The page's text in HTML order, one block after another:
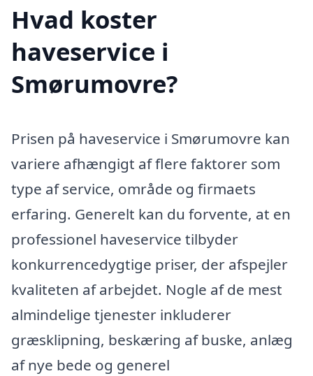
Hvad koster
haveservice i
Smørumovre?
Prisen på haveservice i Smørumovre kan
variere afhængigt af flere faktorer som
type af service, område og firmaets
erfaring. Generelt kan du forvente, at en
professionel haveservice tilbyder
konkurrencedygtige priser, der afspejler
kvaliteten af arbejdet. Nogle af de mest
almindelige tjenester inkluderer
græsklipning, beskæring af buske, anlæg
af nye bede og generel